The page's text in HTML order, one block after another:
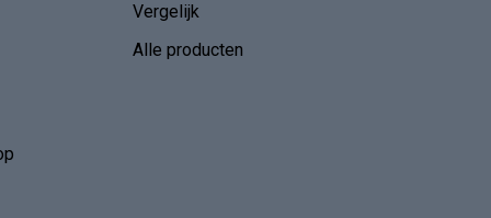
Vergelijk
Alle producten